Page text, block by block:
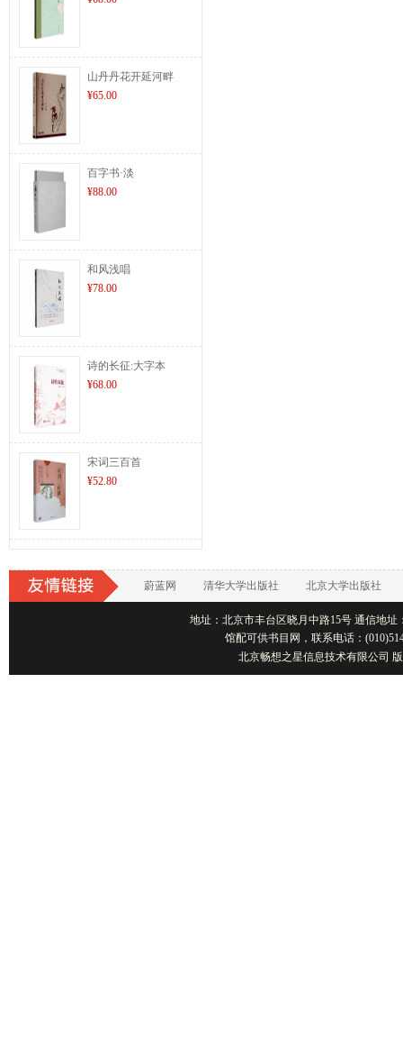
山丹丹花开延河畔
¥65.00
百字书·淡
¥88.00
和风浅唱
¥78.00
诗的长征:大字本
¥68.00
宋词三百首
¥52.80
蔚蓝网 清华大学出版社 北京大学出版社
地址：北京市丰台区晓月中路15号 通信地址
馆配可供书目网，联系电话：
北京畅想之星信息技术有限公司